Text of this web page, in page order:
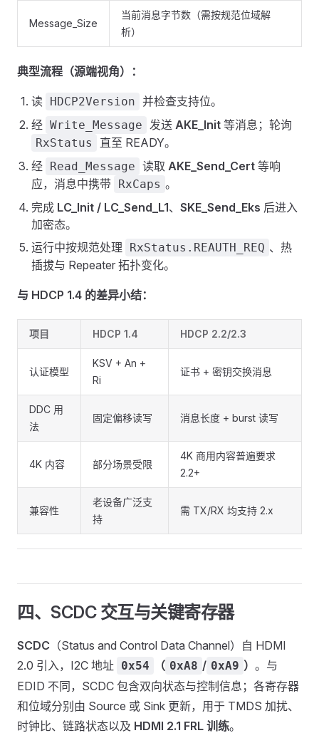
Message_Size
当前消息字节数（需按规范位域解
析）
典型流程（源端视角）：
读 HDCP2Version 并检查支持位。
经 Write_Message 发送 AKE_Init 等消息；轮询
RxStatus
直至 READY。
经 Read_Message 读取 AKE_Send_Cert 等响
应，消息中携带 RxCaps 。
完成 LC_Init / LC_Send_L1、 SKE_Send_Eks 后进入
加密态。
运行中按规范处理
RxStatus.REAUTH_REQ 、热
插拔与 Repeater 拓扑变化。
与 HDCP 1.4 的差异小结：
项目 HDCP 1.4 HDCP 2.2/2.3
认证模型
KSV + An +
Ri
证书 + 密钥交换消息
DDC 用
法
固定偏移读写 消息长度 + burst 读写
4K 内容 部分场景受限
4K 商用内容普遍要求
2.2+
兼容性
老设备广泛支
持
需 TX/RX 均支持 2.x
四、SCDC 交互与关键寄存器
SCDC （Status and Control Data Channel）自 HDMI
2.0 引入，I2C 地址 0x54 （ 0xA8 / 0xA9 ） 。与
EDID 不同，SCDC 包含双向状态与控制信息；各寄存器
和位域分别由 Source 或 Sink 更新，用于 TMDS 加扰、
时钟比、链路状态以及 HDMI 2.1 FRL 训练。